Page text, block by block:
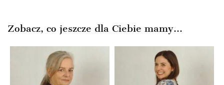
Zobacz, co jeszcze dla Ciebie mamy...